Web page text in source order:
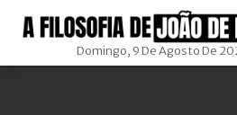
Domingo, 9 De Agosto De